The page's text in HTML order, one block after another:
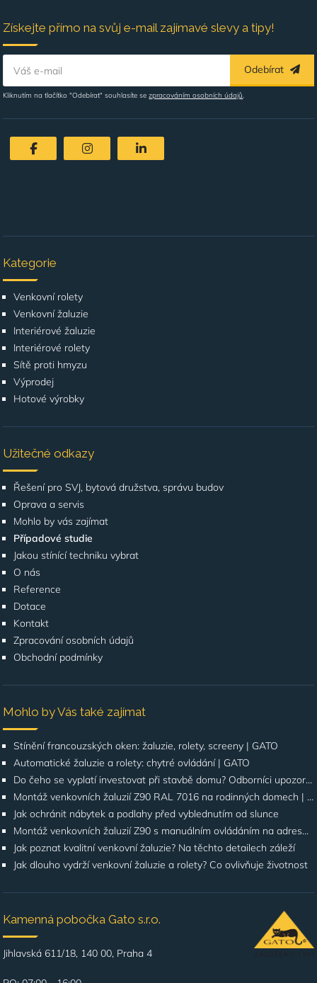
Získejte přímo na svůj e-mail zajímavé slevy a tipy!
Váš e-mail Odebírat
Kliknutím na tlačítko "Odebírat" souhlasíte sezpracováním osobních údajů.
Kategorie
Venkovní rolety
Venkovní žaluzie
Interiérové žaluzie
Interiérové rolety
Sítě proti hmyzu
Výprodej
Hotové výrobky
Užitečné odkazy
Řešení pro SVJ, bytová družstva, správu budov
Oprava a servis
Mohlo by vás zajímat
Případové studie
Jakou stínící techniku vybrat
O nás
Reference
Dotace
Kontakt
Zpracování osobních údajů
Obchodní podmínky
Mohlo by Vás také zajímat
Stínění francouzských oken: žaluzie, rolety, screeny | GATO
Automatické žaluzie a rolety: chytré ovládání | GATO
Do čeho se vyplatí investovat při stavbě domu? Odborníci upozorňují na stínění oken
Montáž venkovních žaluzií Z90 RAL 7016 na rodinných domech | Případová studie
Jak ochránit nábytek a podlahy před vyblednutím od slunce
Montáž venkovních žaluzií Z90 s manuálním ovládáním na adrese Štúrova, Praha 4
Jak poznat kvalitní venkovní žaluzie? Na těchto detailech záleží
Jak dlouho vydrží venkovní žaluzie a rolety? Co ovlivňuje životnost
Kamenná pobočka Gato s.r.o.
Jihlavská 611/18, 140 00, Praha 4